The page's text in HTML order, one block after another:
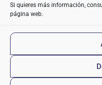
Si quieres más información,
página web.
derechos reservados